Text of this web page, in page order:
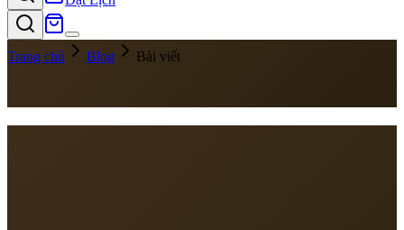
Trang chủ Blog Bài viết